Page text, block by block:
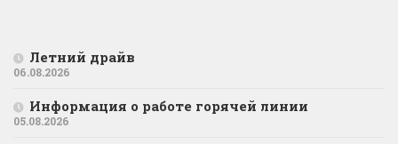
Летний драйв
06.08.2026
Информация о работе горячей линии
05.08.2026